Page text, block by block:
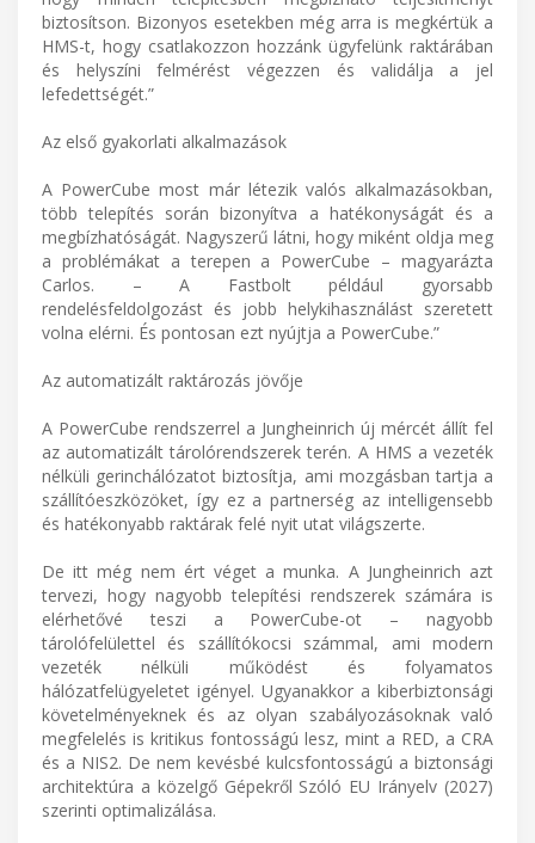
biztosítson. Bizonyos esetekben még arra is megkértük a
HMS-t, hogy csatlakozzon hozzánk ügyfelünk raktárában
és helyszíni felmérést végezzen és validálja a jel
lefedettségét.”
Az első gyakorlati alkalmazások
A PowerCube most már létezik valós alkalmazásokban,
több telepítés során bizonyítva a hatékonyságát és a
megbízhatóságát. Nagyszerű látni, hogy miként oldja meg
a problémákat a terepen a PowerCube – magyarázta
Carlos. – A Fastbolt például gyorsabb
rendelésfeldolgozást és jobb helykihasználást szeretett
volna elérni. És pontosan ezt nyújtja a PowerCube.”
Az automatizált raktározás jövője
A PowerCube rendszerrel a Jungheinrich új mércét állít fel
az automatizált tárolórendszerek terén. A HMS a vezeték
nélküli gerinchálózatot biztosítja, ami mozgásban tartja a
szállítóeszközöket, így ez a partnerség az intelligensebb
és hatékonyabb raktárak felé nyit utat világszerte.
De itt még nem ért véget a munka. A Jungheinrich azt
tervezi, hogy nagyobb telepítési rendszerek számára is
elérhetővé teszi a PowerCube-ot – nagyobb
tárolófelülettel és szállítókocsi számmal, ami modern
vezeték nélküli működést és folyamatos
hálózatfelügyeletet igényel. Ugyanakkor a kiberbiztonsági
követelményeknek és az olyan szabályozásoknak való
megfelelés is kritikus fontosságú lesz, mint a RED, a CRA
és a NIS2. De nem kevésbé kulcsfontosságú a biztonsági
architektúra a közelgő Gépekről Szóló EU Irányelv (2027)
szerinti optimalizálása.